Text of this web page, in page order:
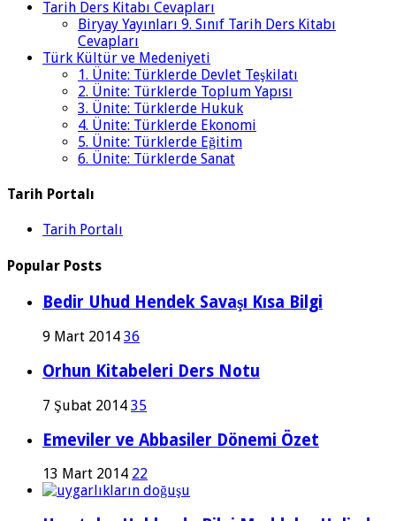
Tarih Ders Kitabı Cevapları
Biryay Yayınları 9. Sınıf Tarih Ders Kitabı
Cevapları
Türk Kültür ve Medeniyeti
1. Ünite: Türklerde Devlet Teşkilatı
2. Ünite: Türklerde Toplum Yapısı
3. Ünite: Türklerde Hukuk
4. Ünite: Türklerde Ekonomi
5. Ünite: Türklerde Eğitim
6. Ünite: Türklerde Sanat
Tarih Portalı
Tarih Portalı
Popular Posts
Bedir Uhud Hendek Savaşı Kısa Bilgi
9 Mart 2014 36
Orhun Kitabeleri Ders Notu
7 Şubat 2014 35
Emeviler ve Abbasiler Dönemi Özet
13 Mart 2014 22